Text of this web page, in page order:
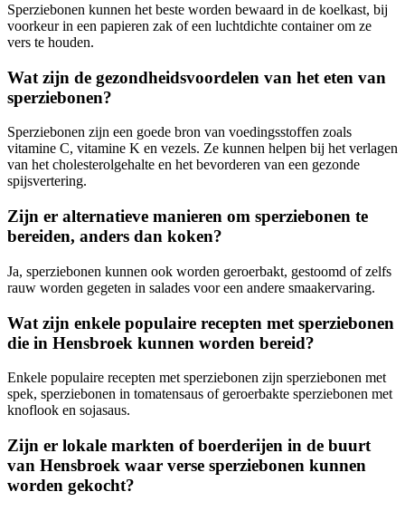
Sperziebonen kunnen het beste worden bewaard in de koelkast, bij
voorkeur in een papieren zak of een luchtdichte container om ze
vers te houden.
Wat zijn de gezondheidsvoordelen van het eten van
sperziebonen?
Sperziebonen zijn een goede bron van voedingsstoffen zoals
vitamine C, vitamine K en vezels. Ze kunnen helpen bij het verlagen
van het cholesterolgehalte en het bevorderen van een gezonde
spijsvertering.
Zijn er alternatieve manieren om sperziebonen te
bereiden, anders dan koken?
Ja, sperziebonen kunnen ook worden geroerbakt, gestoomd of zelfs
rauw worden gegeten in salades voor een andere smaakervaring.
Wat zijn enkele populaire recepten met sperziebonen
die in Hensbroek kunnen worden bereid?
Enkele populaire recepten met sperziebonen zijn sperziebonen met
spek, sperziebonen in tomatensaus of geroerbakte sperziebonen met
knoflook en sojasaus.
Zijn er lokale markten of boerderijen in de buurt
van Hensbroek waar verse sperziebonen kunnen
worden gekocht?